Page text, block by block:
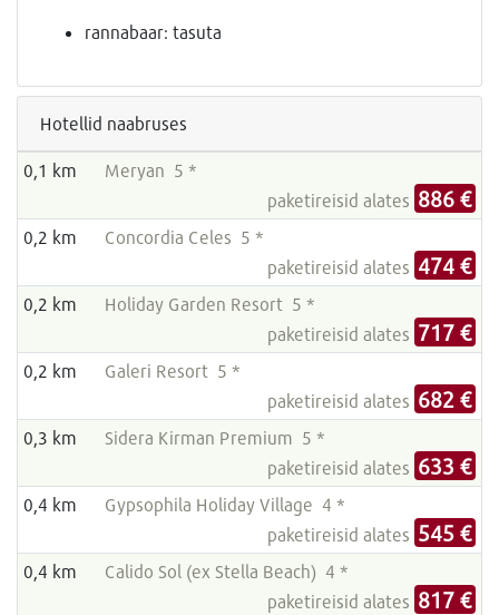
rannabaar: tasuta
Hotellid naabruses
0,1 km
Meryan 5 *
paketireisid alates 886 €
0,2 km
Concordia Celes 5 *
paketireisid alates 474 €
0,2 km
Holiday Garden Resort 5 *
paketireisid alates 717 €
0,2 km
Galeri Resort 5 *
paketireisid alates 682 €
0,3 km
Sidera Kirman Premium 5 *
paketireisid alates 633 €
0,4 km
Gypsophila Holiday Village 4 *
paketireisid alates 545 €
0,4 km
Calido Sol (ex Stella Beach) 4 *
paketireisid alates 817 €